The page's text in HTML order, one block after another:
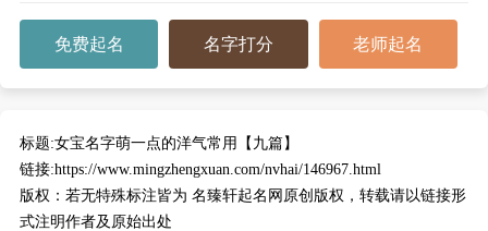
免费起名 名字打分 老师起名
标题:女宝名字萌一点的洋气常用【九篇】
链接:https://www.mingzhengxuan.com/nvhai/146967.html
版权： 若无特殊标注皆为 名臻轩起名网原创版权，转载请以链接形
式注明作者及原始出处